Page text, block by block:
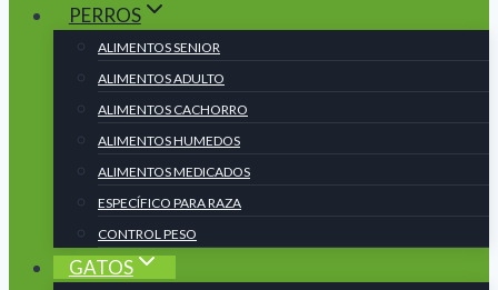
PERROS
ALIMENTOS SENIOR
ALIMENTOS ADULTO
ALIMENTOS CACHORRO
ALIMENTOS HUMEDOS
ALIMENTOS MEDICADOS
ESPECÍFICO PARA RAZA
CONTROL PESO
GATOS